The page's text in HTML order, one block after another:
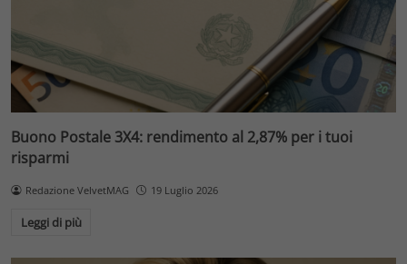
Buono Postale 3X4: rendimento al 2,87% per i tuoi
risparmi
Redazione VelvetMAG 19 Luglio 2026
Leggi di più